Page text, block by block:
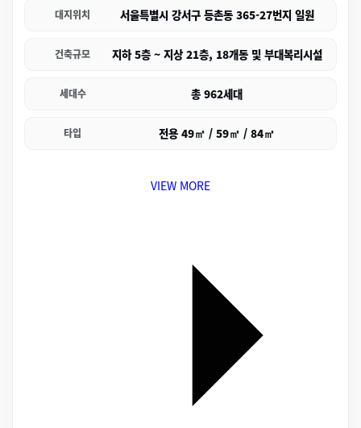
대지위치 서울특별시 강서구 등촌동 365-27번지 일원
건축규모 지하 5층 ~ 지상 21층, 18개동 및 부대복리시설
세대수 총 962세대
타입 전용 49㎡ / 59㎡ / 84㎡
VIEW MORE